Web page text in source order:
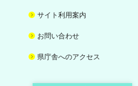
サイト利用案内
お問い合わせ
県庁舎へのアクセス